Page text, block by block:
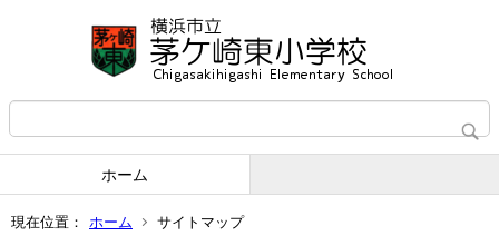
ホーム
現在位置： ホーム サイトマップ